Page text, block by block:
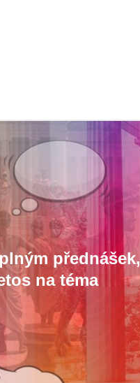
přednášek,
na téma